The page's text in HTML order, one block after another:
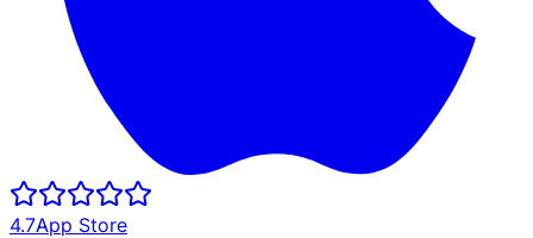
4.7App Store